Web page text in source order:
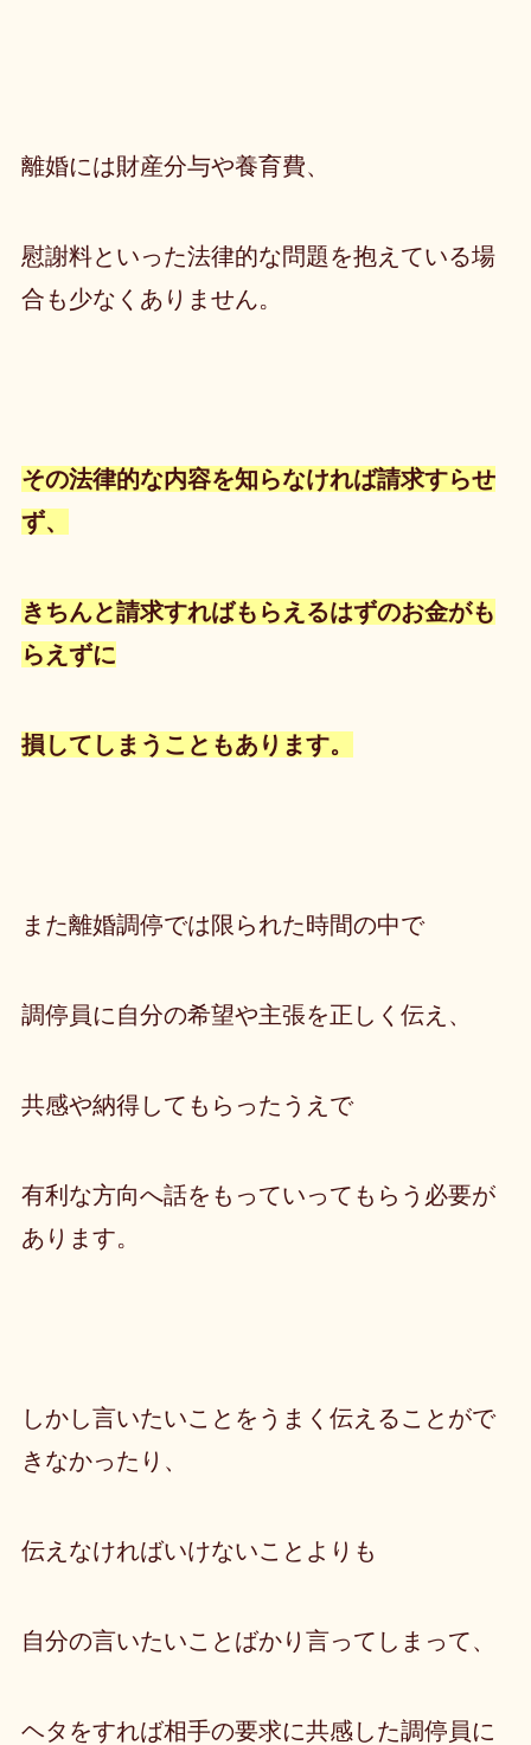
離婚には財産分与や養育費、
慰謝料といった法律的な問題を抱えている場
合も少なくありません。
その法律的な内容を知らなければ請求すらせ
ず、
きちんと請求すればもらえるはずのお金がも
らえずに
損してしまうこと もあります。
また離婚調停では限られた時間の中で
調停員に自分の希望や主張を正しく伝え、
共感や納得してもらったうえで
有利な方向へ話をもっていってもらう必要が
あります。
しかし言いたいことをうまく伝えることがで
きなかったり、
伝えなければいけないことよりも
自分の言いたいことばかり言ってしまって、
ヘタをすれば相手の要求に共感した調停員に